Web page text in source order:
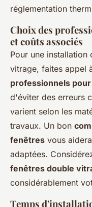
réglementation
Choix des
et coûts associés
Pour une
vitrage, faites appel
professionnels
d'éviter des erreurs
varient selon les
travaux. Un bon
fenêtres vous
adaptées.
fenêtres double
considérablement
Temps